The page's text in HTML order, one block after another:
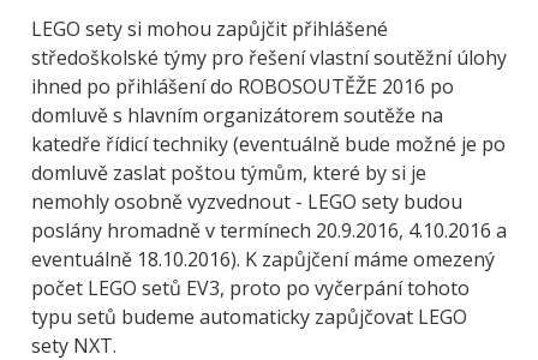
LEGO sety si mohou zapůjčit přihlášené
středoškolské týmy pro řešení vlastní soutěžní úlohy
ihned po přihlášení do ROBOSOUTĚŽE 2016 po
domluvě s hlavním organizátorem soutěže na
katedře řídicí techniky (eventuálně bude možné je po
domluvě zaslat poštou týmům, které by si je
nemohly osobně vyzvednout - LEGO sety budou
poslány hromadně v termínech 20.9.2016, 4.10.2016 a
eventuálně 18.10.2016). K zapůjčení máme omezený
počet LEGO setů EV3, proto po vyčerpání tohoto
typu setů budeme automaticky zapůjčovat LEGO
sety NXT.